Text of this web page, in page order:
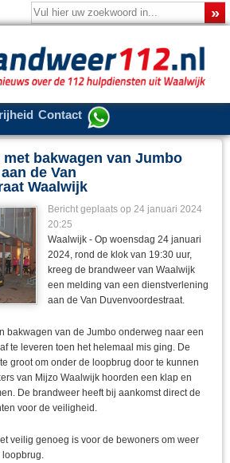
Contact
bakwagen van Jumbo
de Van
Waalwijk
Bericht geplaats op 24 januari 2024
20:25
Waalwijk - Op woensdag 24 januari
2024, rond de klok van 19:30 uur,
kreeg de brandweer van Waalwijk
een melding van een dienstverlening
aan de Van Duvenvoordestraat.
bakwagen van de Jumbo onderweg naar een
te leveren toen het helemaal mis ging. De
groot om onder de loopbrug door te kunnen
van Mijzo Waalwijk hoorden een klap en
De brandweer heeft bij aankomst direct de
voor de veiligheid.
veilig genoeg is voor de bewoners om weer
loopbrug.